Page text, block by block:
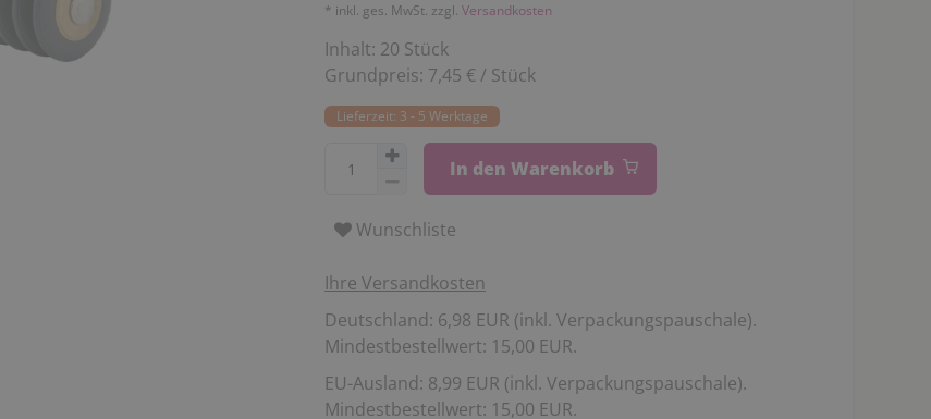
* inkl. ges. MwSt. zzgl. Versandkosten
Inhalt: 20 Stück
Grundpreis: 7,45 € / Stück
Lieferzeit: 3 - 5 Werktage
In den Warenkorb
Wunschliste
Ihre Versandkosten
Deutschland: 6,98 EUR (inkl. Verpackungspauschale).
Mindestbestellwert: 15,00 EUR.
EU-Ausland: 8,99 EUR (inkl. Verpackungspauschale).
Mindestbestellwert: 15,00 EUR.